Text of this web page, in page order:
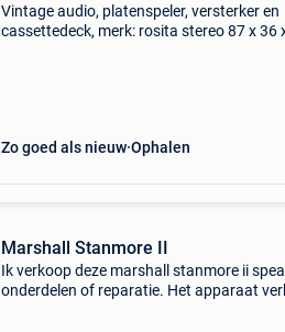
Vintage audio, platenspeler, versterker en
cassettedeck, merk: rosita stereo 87 x 36
Zo goed als nieuw Ophalen
Marshall Stanmore II
Ik verkoop deze marshall stanmore ii
onderdelen of reparatie. Het apparaat